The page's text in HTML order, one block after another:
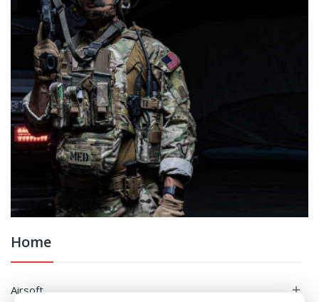
Home
Airsoft 